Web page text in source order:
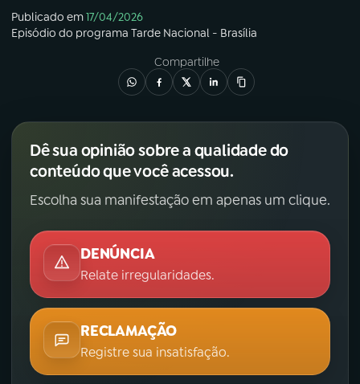
Publicado em17/04/2026
Episódio do programa Tarde Nacional - Brasília
Compartilhe
Dê sua opinião sobre a qualidade do
conteúdo que você acessou.
Escolha sua manifestação em apenas um clique.
DENÚNCIA
Relate irregularidades.
RECLAMAÇÃO
Registre sua insatisfação.